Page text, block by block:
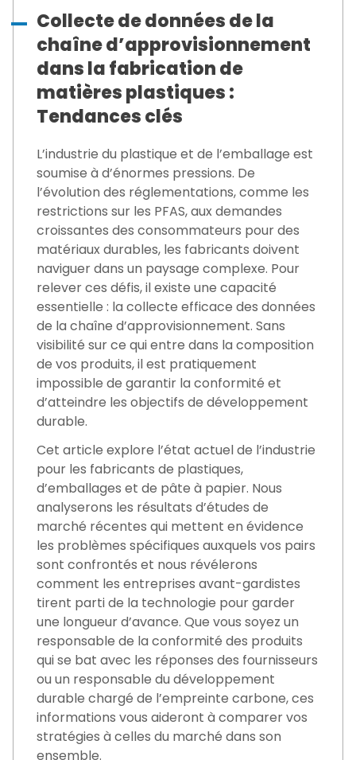
Collecte de données de la
chaîne d’approvisionnement
dans la fabrication de
matières plastiques :
Tendances clés
L’industrie du plastique et de l’emballage est
soumise à d’énormes pressions. De
l’évolution des réglementations, comme les
restrictions sur les PFAS, aux demandes
croissantes des consommateurs pour des
matériaux durables, les fabricants doivent
naviguer dans un paysage complexe. Pour
relever ces défis, il existe une capacité
essentielle : la collecte efficace des données
de la chaîne d’approvisionnement. Sans
visibilité sur ce qui entre dans la composition
de vos produits, il est pratiquement
impossible de garantir la conformité et
d’atteindre les objectifs de développement
durable.
Cet article explore l’état actuel de l’industrie
pour les fabricants de plastiques,
d’emballages et de pâte à papier. Nous
analyserons les résultats d’études de
marché récentes qui mettent en évidence
les problèmes spécifiques auxquels vos pairs
sont confrontés et nous révélerons
comment les entreprises avant-gardistes
tirent parti de la technologie pour garder
une longueur d’avance. Que vous soyez un
responsable de la conformité des produits
qui se bat avec les réponses des fournisseurs
ou un responsable du développement
durable chargé de l’empreinte carbone, ces
informations vous aideront à comparer vos
stratégies à celles du marché dans son
ensemble.